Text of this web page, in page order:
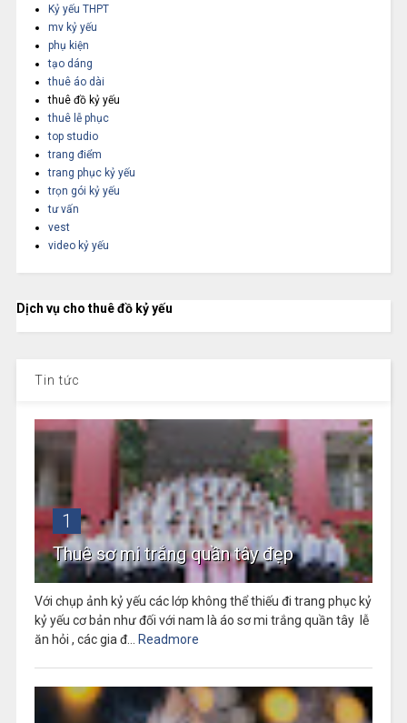
Kỷ yếu THPT
mv kỷ yếu
phụ kiện
tạo dáng
thuê áo dài
thuê đồ kỷ yếu
thuê lễ phục
top studio
trang điểm
trang phục kỷ yếu
trọn gói kỷ yếu
tư vấn
vest
video kỷ yếu
Dịch vụ cho thuê đồ kỷ yếu
Tin tức
1
Thuê sơ mi trắng quần tây đẹp
Với chụp ảnh kỷ yếu các lớp không thể thiếu đi trang phục kỷ
kỷ yếu cơ bản như đối với nam là áo sơ mi trắng quần tây lễ
ăn hỏi , các gia đ...
Readmore